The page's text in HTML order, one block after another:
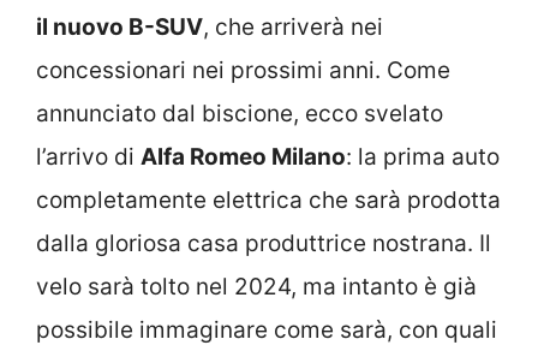
il nuovo B-SUV, che arriverà nei
concessionari nei prossimi anni. Come
annunciato dal biscione, ecco svelato
l’arrivo di Alfa Romeo Milano: la prima auto
completamente elettrica che sarà prodotta
dalla gloriosa casa produttrice nostrana. Il
velo sarà tolto nel 2024, ma intanto è già
possibile immaginare come sarà, con quali